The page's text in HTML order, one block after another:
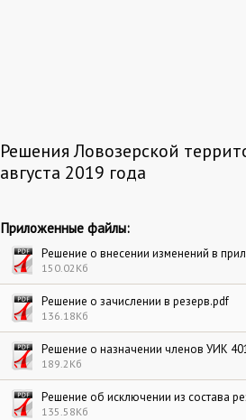
Решения Ловозерской
августа 2019 года
Приложенные файлы:
Решение о внесении изменений в
150.02Кб
Решение о зачислении в резерв.pdf
136.18Кб
Решение о назначении членов УИК
189.2Кб
Решение об исключении из состава
135.58Кб